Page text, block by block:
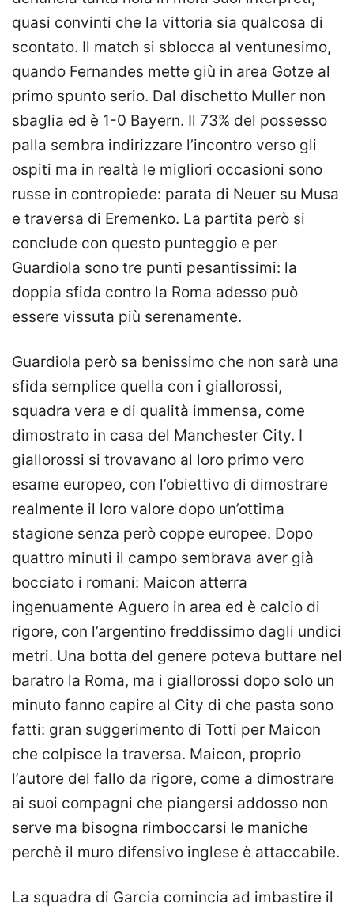
quasi convinti che la vittoria sia qualcosa di
scontato. Il match si sblocca al ventunesimo,
quando Fernandes mette giù in area Gotze al
primo spunto serio. Dal dischetto Muller non
sbaglia ed è 1-0 Bayern. Il 73% del possesso
palla sembra indirizzare l’incontro verso gli
ospiti ma in realtà le migliori occasioni sono
russe in contropiede: parata di Neuer su Musa
e traversa di Eremenko. La partita però si
conclude con questo punteggio e per
Guardiola sono tre punti pesantissimi: la
doppia sfida contro la Roma adesso può
essere vissuta più serenamente.
Guardiola però sa benissimo che non sarà una
sfida semplice quella con i giallorossi,
squadra vera e di qualità immensa, come
dimostrato in casa del Manchester City. I
giallorossi si trovavano al loro primo vero
esame europeo, con l’obiettivo di dimostrare
realmente il loro valore dopo un’ottima
stagione senza però coppe europee. Dopo
quattro minuti il campo sembrava aver già
bocciato i romani: Maicon atterra
ingenuamente Aguero in area ed è calcio di
rigore, con l’argentino freddissimo dagli undici
metri. Una botta del genere poteva buttare nel
baratro la Roma, ma i giallorossi dopo solo un
minuto fanno capire al City di che pasta sono
fatti: gran suggerimento di Totti per Maicon
che colpisce la traversa. Maicon, proprio
l’autore del fallo da rigore, come a dimostrare
ai suoi compagni che piangersi addosso non
serve ma bisogna rimboccarsi le maniche
perchè il muro difensivo inglese è attaccabile.
La squadra di Garcia comincia ad imbastire il